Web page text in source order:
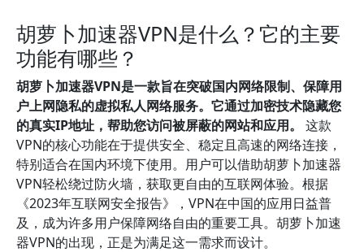
胡萝卜加速器VPN是什么？它的主要
功能有哪些？
胡萝卜加速器VPN是一款旨在突破国内网络限制、保障用
户上网隐私的虚拟私人网络服务。它通过加密技术隐藏您
的真实IP地址，帮助您访问被屏蔽的网站和应用。
这款
VPN的核心功能在于提供安全、稳定且高速的网络连接，
特别适合在国内环境下使用。用户可以借助胡萝卜加速器
VPN轻松绕过防火墙，获取更自由的互联网体验。根据
《2023年互联网安全报告》，VPN在中国的应用日益普
及，成为许多用户保障网络自由的重要工具。胡萝卜加速
器VPN的出现，正是为满足这一需求而设计。